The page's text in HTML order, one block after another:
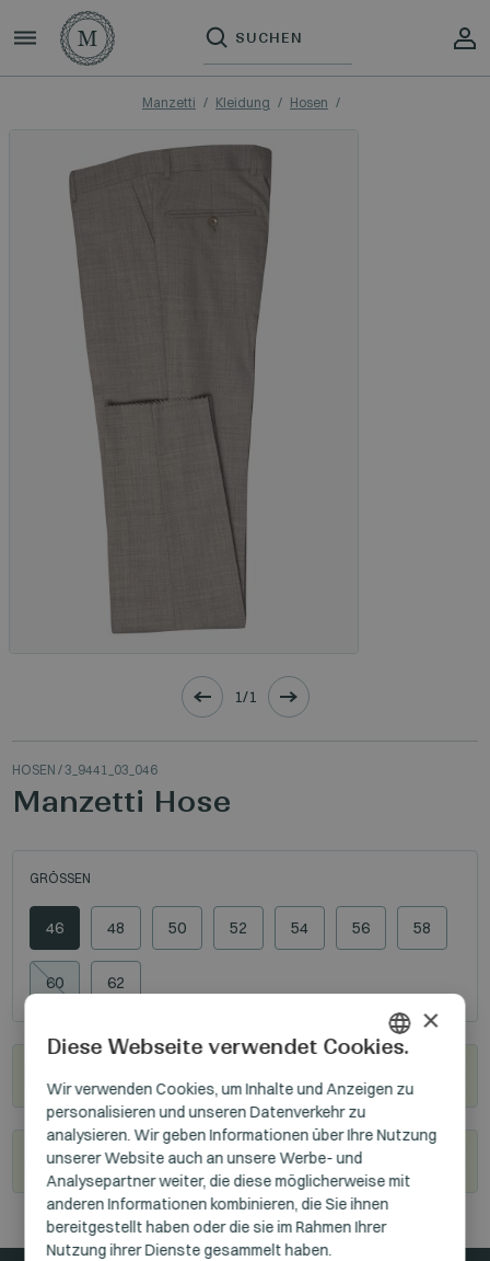
Manzetti Kleidung Hosen
1/1
HOSEN / 3_9441_03_046
Manzetti Hose
GRÖSSEN
46 48 50 52 54 56 58
60 62
Werden Sie unser Wiederverkäufer
HUNGARIAN
GERMAN
ENGLISH
×
Diese Webseite verwendet Cookies.
Wir verwenden Cookies, um Inhalte und Anzeigen zu
personalisieren und unseren Datenverkehr zu
analysieren. Wir geben Informationen über Ihre Nutzung
unserer Website auch an unsere Werbe- und
Analysepartner weiter, die diese möglicherweise mit
anderen Informationen kombinieren, die Sie ihnen
bereitgestellt haben oder die sie im Rahmen Ihrer
Nutzung ihrer Dienste gesammelt haben.